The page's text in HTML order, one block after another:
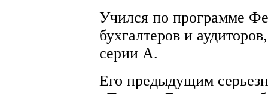
Учился по программе
бухгалтеров и
серии А.
Его предыдущим